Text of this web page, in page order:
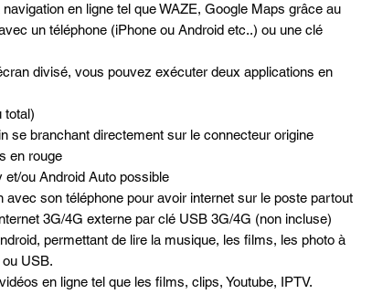
en ligne tel que WAZE, Google Maps grâce au
un téléphone (iPhone ou Android etc..) ou une clé
divisé, vous pouvez exécuter deux applications en
total)
se branchant directement sur le connecteur origine
en rouge
et/ou Android Auto possible
avec son téléphone pour avoir internet sur le poste partout
3G/4G externe par clé USB 3G/4G (non incluse)
permettant de lire la musique, les films, les photo à
USB.
en ligne tel que les films, clips, Youtube, IPTV.